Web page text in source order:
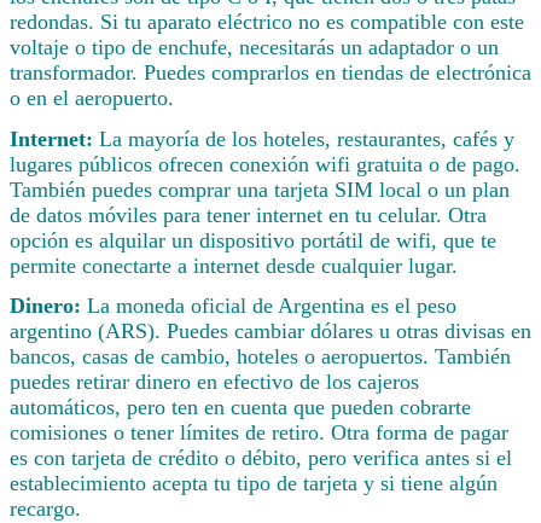
redondas. Si tu aparato eléctrico no es compatible con este
voltaje o tipo de enchufe, necesitarás un adaptador o un
transformador. Puedes comprarlos en tiendas de electrónica
o en el aeropuerto.
Internet: La mayoría de los hoteles, restaurantes, cafés y
lugares públicos ofrecen conexión wifi gratuita o de pago.
También puedes comprar una tarjeta SIM local o un plan
de datos móviles para tener internet en tu celular. Otra
opción es alquilar un dispositivo portátil de wifi, que te
permite conectarte a internet desde cualquier lugar.
Dinero: La moneda oficial de Argentina es el peso
argentino (ARS). Puedes cambiar dólares u otras divisas en
bancos, casas de cambio, hoteles o aeropuertos. También
puedes retirar dinero en efectivo de los cajeros
automáticos, pero ten en cuenta que pueden cobrarte
comisiones o tener límites de retiro. Otra forma de pagar
es con tarjeta de crédito o débito, pero verifica antes si el
establecimiento acepta tu tipo de tarjeta y si tiene algún
recargo.